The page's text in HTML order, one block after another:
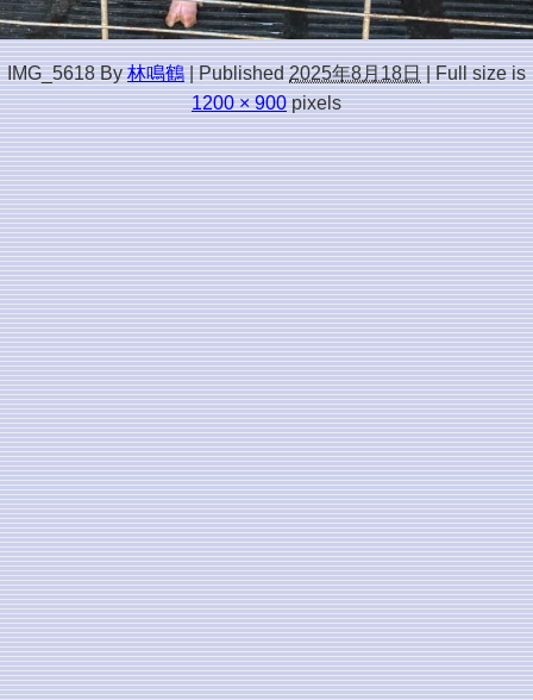
IMG_5618 By 林鳴鶴 | Published 2025年8月18日 |Full size is
1200 × 900pixels